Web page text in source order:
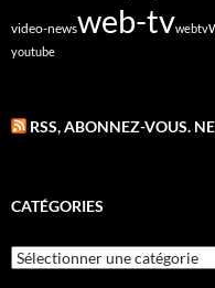
video-newsweb-tvwebtv
youtube
RSS, ABONNEZ-VOUS.
CATÉGORIES
Catégories